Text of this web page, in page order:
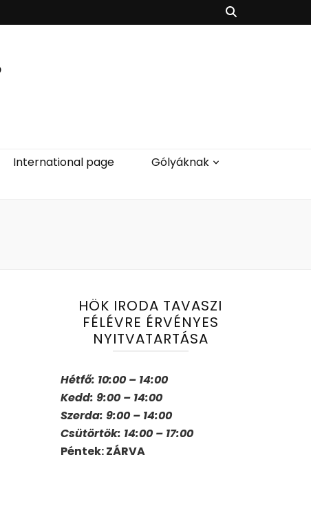
International page
Gólyáknak
HÖK IRODA TAVASZI
FÉLÉVRE ÉRVÉNYES
NYITVATARTÁSA
Hétfő: 10:00 – 14:00
Kedd: 9:00 – 14:00
Szerda: 9:00 – 14:00
Csütörtök: 14:00 – 17:00
Péntek: ZÁRVA